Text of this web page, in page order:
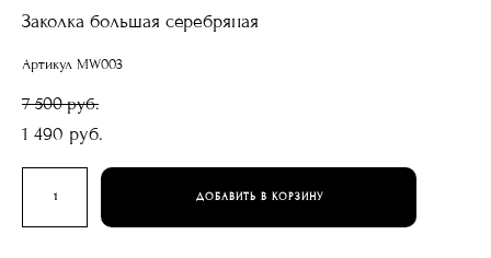
Заколка большая серебряная
Артикул MW003
7 500 pуб.
1 490 pуб.
ДОБАВИТЬ В КОРЗИНУ